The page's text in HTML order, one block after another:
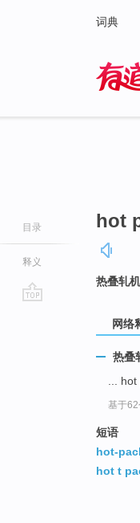
词典
目录
释义
hot
热叠轧机
网络
热叠
...
基于
短语
hot-
hot t